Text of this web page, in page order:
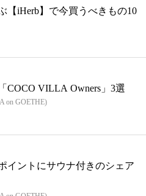
【iHerb】で今買うべきもの10
COCO VILLA Owners」3選
on GOETHE)
イントにサウナ付きのシェア